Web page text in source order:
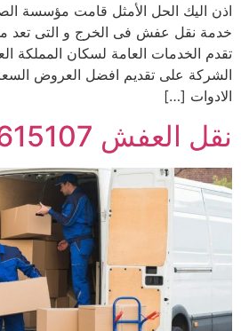
اذن اليك الحل الأمثل قامت مؤسسة
خدمة نقل عفش فى الخرج و التى تعد
تقدم الخدمات العامة لسكان المملكة
الشركة على تقديم افضل العروض
الادوات […]
نقل العفش 0533615107